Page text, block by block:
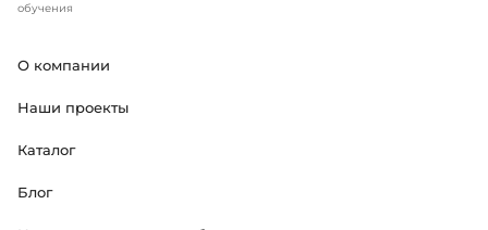
обучения
О компании
Наши проекты
Каталог
Блог